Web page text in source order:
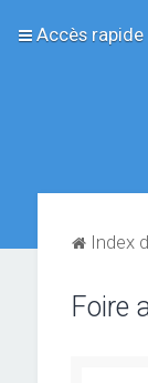
Accès rapide
Index
Foire